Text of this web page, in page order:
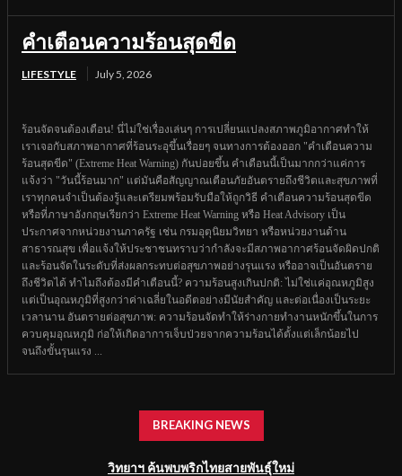
คำเตือนความร้อนสุดขีด
LIFESTYLE July 5, 2026
ร้อนจัดจนต้องเตือน! นี่ไม่ใช่เรื่องเล่นๆ การเปลี่ยนแปลงสภาพภูมิอากาศทำให้
เราเจอกับสภาพอากาศที่ร้อนระอุขึ้นเรื่อยๆ จนทางการต้องออก "คำเตือนความ
ร้อนสุดขีด" (Extreme Heat Warning) กันบ่อยขึ้น คำเตือนนี้เป็นมากกว่าแค่การ
แจ้งว่า "วันนี้ร้อนมาก" แต่มันคือสัญญาณเตือนภัยอันตรายถึงชีวิตและสุขภาพที่
เราทุกคนจำเป็นต้องรู้และเตรียมพร้อมรับมือให้ถูกวิธี คำเตือนความร้อนสุดขีด
หรือที่ภาษาอังกฤษเรียกว่า Extreme Heat Warning หรือ Heat Advisory เป็น
ประกาศจากหน่วยงานภาครัฐ เช่น กรมอุตุนิยมวิทยา หรือหน่วยงานด้าน
สาธารณสุข เพื่อแจ้งให้ประชาชนทราบว่ากำลังจะมีสภาพอากาศร้อนจัดผิดปกติ
และร้อนจัดในระดับที่ส่งผลกระทบต่อสุขภาพอย่างรุนแรง หรืออาจเป็นอันตราย
ถึงชีวิตได้ ทำไมถึงต้องมีคำเตือนนี้? ความร้อนสูงเกินปกติ: ไม่ใช่แค่อุณหภูมิสูง
แต่เป็นอุณหภูมิที่สูงกว่าค่าเฉลี่ยในอดีตอย่างมีนัยสำคัญ และต่อเนื่องเป็นระยะ
เวลานาน อันตรายต่อสุขภาพ: ความร้อนจัดทำให้ร่างกายทำงานหนักขึ้นในการ
ควบคุมอุณหภูมิ ก่อให้เกิดอาการเจ็บป่วยจากความร้อนได้ตั้งแต่เล็กน้อยไป
จนถึงขั้นรุนแรง ...
BREAKING NEWS
วิทยาฯ ค้นพบพริกไทยสายพันธุ์ใหม่